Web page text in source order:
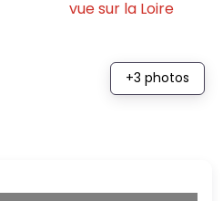
+3 photos